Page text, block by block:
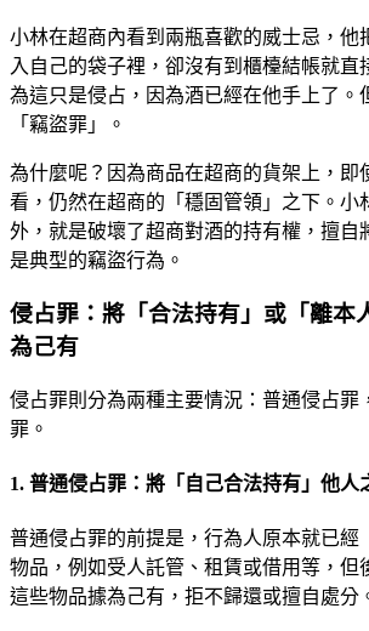
小林在超商內看到兩瓶喜歡的威士忌，他
入自己的袋子裡，卻沒有到櫃檯結帳就直
為這只是侵占，因為酒已經在他手上了。
「竊盜罪」。
為什麼呢？因為商品在超商的貨架上，即
看，仍然在超商的「穩固管領」之下。小
外，就是破壞了超商對酒的持有權，擅自
是典型的竊盜行為。
侵占罪：將「合法持有」或「離本
為己有
侵占罪則分為兩種主要情況：普通侵占罪
罪。
1. 普通侵占罪：將「自己合法持有」他人
普通侵占罪的前提是，行為人原本就已經
物品，例如受人託管、租賃或借用等，但
這些物品據為己有，拒不歸還或擅自處分